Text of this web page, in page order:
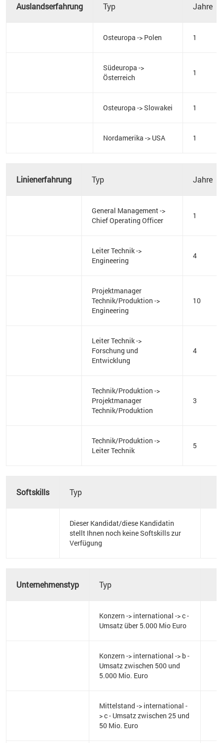
Auslandserfahrung Typ Jahre
Osteuropa -> Polen 1
Südeuropa ->
Österreich
1
Osteuropa -> Slowakei 1
Nordamerika -> USA 1
Linienerfahrung Typ Jahre
General Management ->
Chief Operating Officer
1
Leiter Technik ->
Engineering
4
Projektmanager
Technik/Produktion ->
Engineering
10
Leiter Technik ->
Forschung und
Entwicklung
4
Technik/Produktion ->
Projektmanager
Technik/Produktion
3
Technik/Produktion ->
Leiter Technik
5
Softskills Typ
Dieser Kandidat/diese Kandidatin
stellt Ihnen noch keine Softskills zur
Verfügung
Unternehmenstyp Typ
Konzern -> international -> c -
Umsatz über 5.000 Mio Euro
Konzern -> international -> b -
Umsatz zwischen 500 und
5.000 Mio. Euro
Mittelstand -> international -
> c - Umsatz zwischen 25 und
50 Mio. Euro